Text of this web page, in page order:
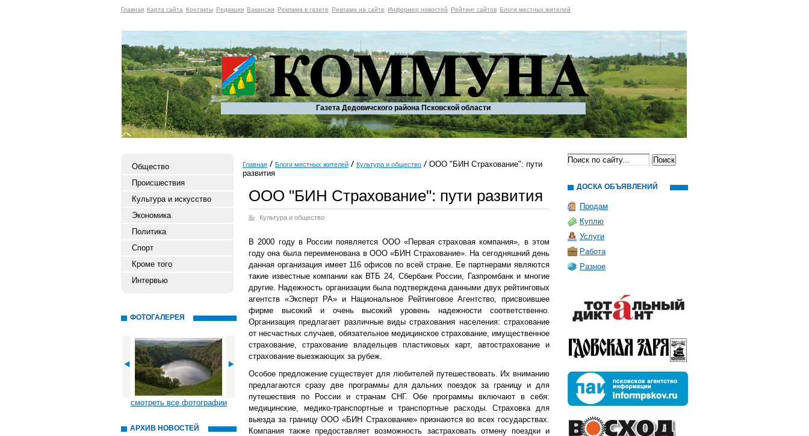
Главная Карта сайта Контакты Редакция Вакансии Реклама в газете Реклама на сайте Информер новостей Рейтинг сайтов Блоги местных жителей
Газета Дедовичского района Псковской области
Общество
Происшествия
Культура и искусство
Экономика
Политика
Спорт
Кроме того
Интервью
ФОТОГАЛЕРЕЯ
смотреть все фотографии
АРХИВ НОВОСТЕЙ
Главная Блоги местных жителей Культура и общество
ООО "БИН Страхование": пути
развития
ООО "БИН Страхование": пути развития
Культура и общество
В 2000 году в России появляется ООО «Первая страховая компания», в этом
году она была переименована в ООО «БИН Страхование». На сегодняшний день
данная организация имеет 116 офисов по всей стране. Ее партнерами являются
такие известные компании как ВТБ 24, Сбербанк России, Газпромбанк и многие
другие. Надежность организации была подтверждена данными двух рейтинговых
агентств «Эксперт РА» и Национальное Рейтинговое Агентство, присвоившее
фирме высокий и очень высокий уровень надежности соответственно.
Организация предлагает различные виды страхования населения: страхование
от несчастных случаев, обязательное медицинское страхование, имущественное
страхование, страхование владельцев пластиковых карт, автострахование и
страхование выезжающих за рубеж.
Особое предложение существует для любителей путешествовать. Их вниманию
предлагаются сразу две программы для дальних поездок за границу и для
путешествия по России и странам СНГ. Обе программы включают в себя:
медицинские, медико-транспортные и транспортные расходы. Страховка для
выезда за границу ООО «БИН Страхование» признаются во всех государствах.
Компания также предоставляет возможность застраховать отмену поездки и
ДОСКА ОБЪЯВЛЕНИЙ
Продам
Куплю
Услуги
Работа
Разное